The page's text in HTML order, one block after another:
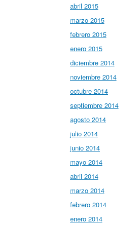
abril 2015
marzo 2015
febrero 2015
enero 2015
diciembre 2014
noviembre 2014
octubre 2014
septiembre 2014
agosto 2014
julio 2014
junio 2014
mayo 2014
abril 2014
marzo 2014
febrero 2014
enero 2014